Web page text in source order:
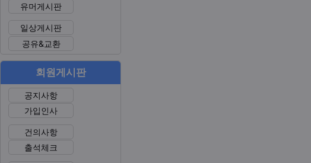
유머게시판
일상게시판
공유&교환
회원게시판
공지사항
가입인사
건의사항
출석체크